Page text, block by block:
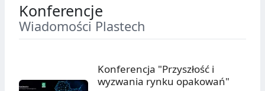
Konferencje
Wiadomości Plastech
Konferencja "Przyszłość i
wyzwania rynku opakowań"